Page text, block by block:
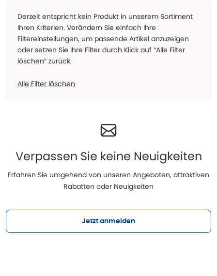
Derzeit entspricht kein Produkt in unserem Sortiment
Ihren Kriterien. Verändern Sie einfach Ihre
Filtereinstellungen, um passende Artikel anzuzeigen
oder setzen Sie Ihre Filter durch Klick auf “Alle Filter
löschen” zurück.
Alle Filter löschen
Verpassen Sie keine Neuigkeiten
Erfahren Sie umgehend von unseren Angeboten, attraktiven
Rabatten oder Neuigkeiten
Jetzt anmelden